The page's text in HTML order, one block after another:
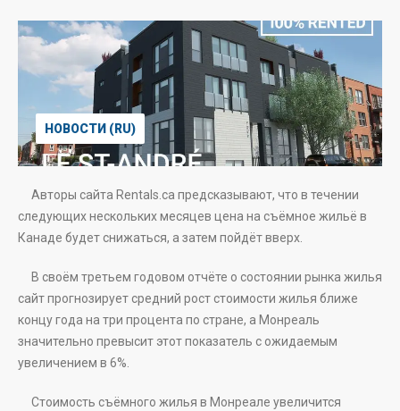
НОВОСТИ (RU)
Авторы сайта Rentals.ca предсказывают, что в течении
следующих нескольких месяцев цена на съёмное жильё в
Канаде будет снижаться, а затем пойдёт вверх.
В своём третьем годовом отчёте о состоянии рынка жилья
сайт прогнозирует средний рост стоимости жилья ближе
концу года на три процента по стране, а Монреаль
значительно превысит этот показатель с ожидаемым
увеличением в 6%.
Стоимость съёмного жилья в Монреале увеличится